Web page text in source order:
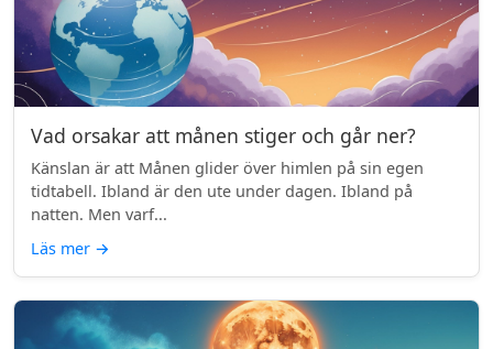
Vad orsakar att månen stiger och går ner?
Känslan är att Månen glider över himlen på sin egen
tidtabell. Ibland är den ute under dagen. Ibland på
natten. Men varf...
Läs mer →